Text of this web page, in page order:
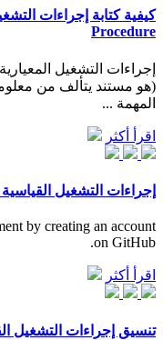
Procedure
)هو مستند يتألف من
المهمة ...
اقرأ أكثر
إجراءات التشغيل
by creating an account
on GitHub.
اقرأ أكثر
تنسيق إجراءات التشغيل